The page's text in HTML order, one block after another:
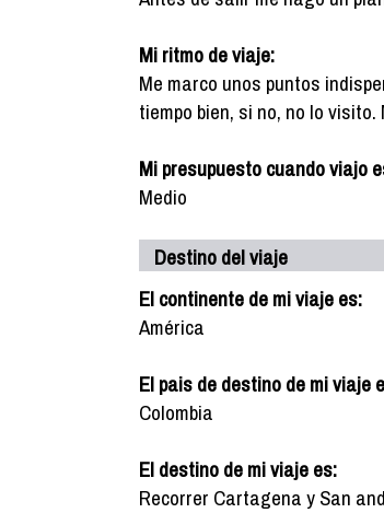
Mi ritmo de viaje:
Me marco unos puntos
tiempo bien, si no, no lo
Mi presupuesto cuando viajo
Medio
Destino del viaje
El continente de mi viaje es:
América
El pais de destino de mi viaje
Colombia
El destino de mi viaje es:
Recorrer Cartagena y San